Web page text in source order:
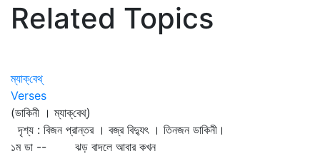
Related Topics
ম্যাক্‌বেথ্‌
Verses
(ডাকিনী । ম্যাক্‌বেথ্‌)
দৃশ্য : বিজন প্রান্তর । বজ্র বিদ্যুৎ । তিনজন ডাকিনী।
১ম ডা -- ঝড় বাদলে আবার কখন